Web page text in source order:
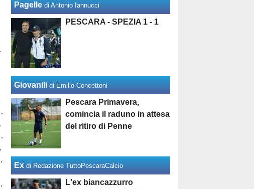
Pagelle di Antonio Iannucci
PESCARA - SPEZIA 1 - 1
Giovanili di Emilio Concettoni
Pescara Primavera,
comincia il raduno in attesa
del ritiro di Penne
Ex di Redazione TuttoPescaraCalcio
L'ex biancazzurro